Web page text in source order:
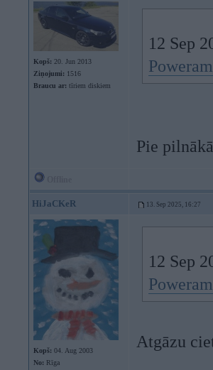
Kopš: 20. Jun 2013
Ziņojumi: 1516
Braucu ar: tīriem diskiem
12 Sep
Pie
HiJaCKeR 13. Sep 2025, 16:27
Kopš: 04. Aug 2003
No: Rīga
12 Sep
Atgāzu